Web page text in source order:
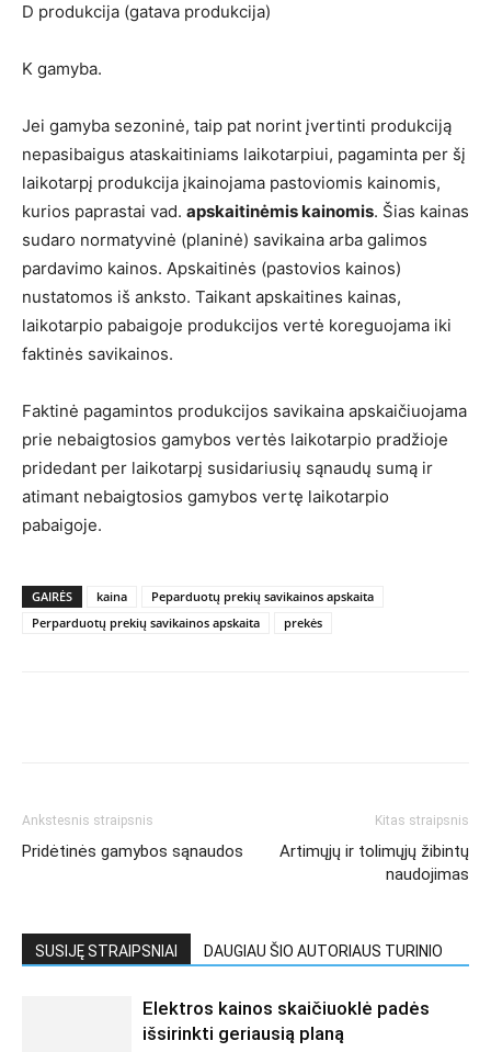
D produkcija (gatava produkcija)
K gamyba.
Jei gamyba sezoninė, taip pat norint įvertinti produkciją
nepasibaigus ataskaitiniams laikotarpiui, pagaminta per šį
laikotarpį produkcija įkainojama pastoviomis kainomis,
kurios paprastai vad. apskaitinėmis kainomis. Šias kainas
sudaro normatyvinė (planinė) savikaina arba galimos
pardavimo kainos. Apskaitinės (pastovios kainos)
nustatomos iš anksto. Taikant apskaitines kainas,
laikotarpio pabaigoje produkcijos vertė koreguojama iki
faktinės savikainos.
Faktinė pagamintos produkcijos savikaina apskaičiuojama
prie nebaigtosios gamybos vertės laikotarpio pradžioje
pridedant per laikotarpį susidariusių sąnaudų sumą ir
atimant nebaigtosios gamybos vertę laikotarpio
pabaigoje.
GAIRĖS kaina
Peparduotų prekių savikainos apskaita
Perparduotų prekių savikainos apskaita
prekės
Ankstesnis straipsnis
Pridėtinės gamybos sąnaudos
Kitas straipsnis
Artimųjų ir tolimųjų žibintų
naudojimas
SUSIJĘ STRAIPSNIAI DAUGIAU ŠIO AUTORIAUS TURINIO
Elektros kainos skaičiuoklė padės
išsirinkti geriausią planą